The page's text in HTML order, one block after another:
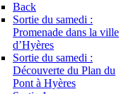
Back
Sortie du samedi :
Promenade dans la ville
d’Hyères
Sortie du samedi :
Découverte du Plan du
Pont à Hyères